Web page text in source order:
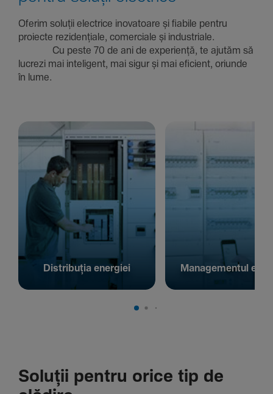
Oferim soluții electrice inova­toare și fiabile pentru
proiecte rezi­den­țiale, comer­ciale și indus­triale.
Cu peste 70 de ani de expe­riență, te ajutăm să
lucrezi mai inte­li­gent, mai sigur și mai eficient, oriunde
în lume.
Distribuția energiei Managementul
Soluții pentru orice tip de